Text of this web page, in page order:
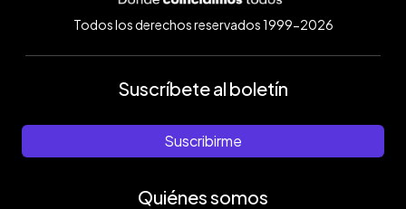
Todos los derechos reservados 1999-2026
Suscríbete al boletín
Suscribirme
Quiénes somos